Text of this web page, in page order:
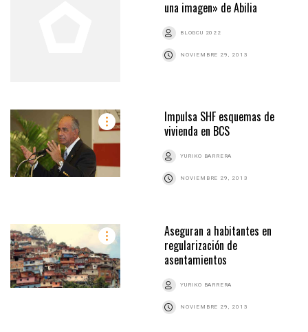
una imagen» de Abilia
BLOGCU 2022
NOVIEMBRE 29, 2013
Impulsa SHF esquemas de
vivienda en BCS
YURIKO BARRERA
NOVIEMBRE 29, 2013
Aseguran a habitantes en
regularización de
asentamientos
YURIKO BARRERA
NOVIEMBRE 29, 2013